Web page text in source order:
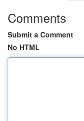
Comments
Submit a Comment
No HTML